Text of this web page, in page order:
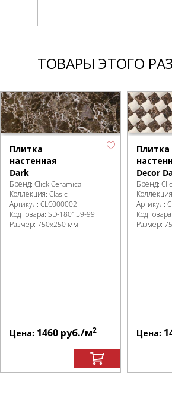
ТОВАРЫ ЭТОГО
Плитка
настенная
Dark
Бренд: Click Ceramica
Коллекция: Clasic
Артикул: CLC000002
Код товара: SD-180159-99
Размер: 750x250 мм
Цена: 1460 руб./м2
Плитка
Decor
Бренд:
Артикул:
Код товара:
Размер:
Цена: